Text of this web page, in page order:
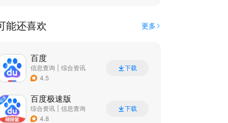
能还喜欢 更多
百度
信息查询
综合资讯
4.5
下载
百度极速版
综合资讯
信息查询
4.8
下载